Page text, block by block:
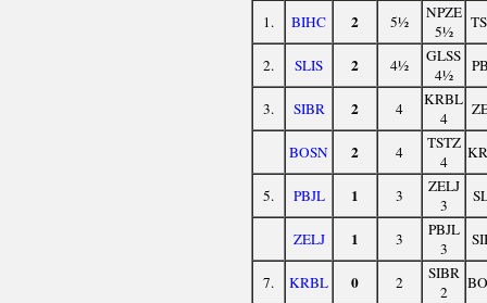
1. BIHC 2 5½
NPZE
5½
2. SLIS 2 4½
GLSS
4½
3. SIBR 2 4
KRBL
4
BOSN 2 4
TSTZ
4
5. PBJL 1 3
ZELJ
3
ZELJ 1 3
PBJL
3
7. KRBL 0 2
SIBR
2